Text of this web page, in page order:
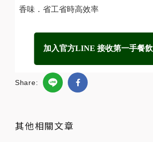
香味．省工省時高效率
加入官方LINE 接收第一手餐
Share:
其他相關文章